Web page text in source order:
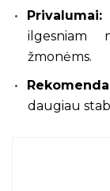
Privalumai:
ilgesniam
žmonėms.
daugiau